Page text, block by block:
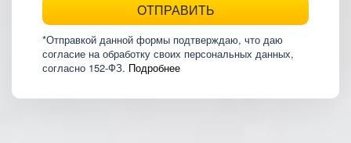
ОТПРАВИТЬ
*Отправкой данной формы подтверждаю, что даю
согласие на обработку своих персональных данных,
согласно 152-ФЗ. Подробнее